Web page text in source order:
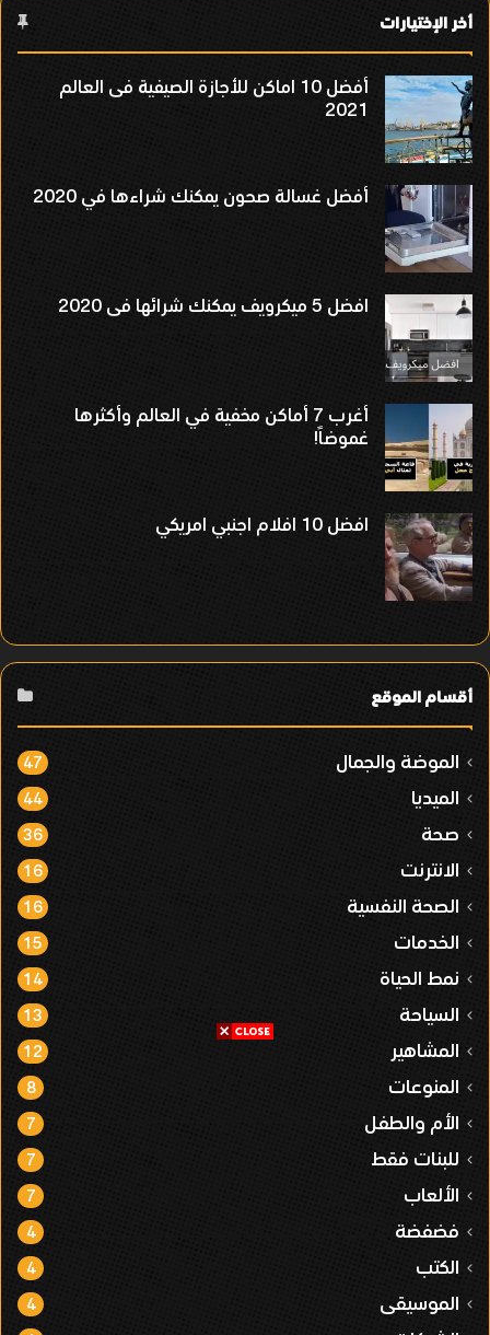
أخر الإختيارات
أفضل 10 اماكن للأجازة الصيفية فى العالم
2021
أفضل غسالة صحون يمكنك شراءها في 2020
افضل 5 ميكرويف يمكنك شرائها فى 2020
أغرب 7 أماكن مخفية في العالم وأكثرها
غموضاً!
افضل 10 افلام اجنبي امريكي
أقسام الموقع
الموضة والجمال 47
الميديا 44
صحة 36
الانترنت 16
الصحة النفسية 16
الخدمات 15
نمط الحياة 14
السياحة 13
المشاهير 12
المنوعات 8
الأم والطفل 7
للبنات فقط 7
الألعاب 7
فضفضة 4
الكتب 4
الموسيقى 4